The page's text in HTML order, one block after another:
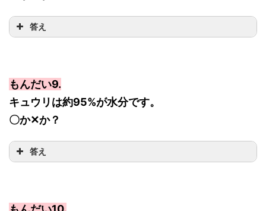
答え
もんだい9.
キュウリは約95%が水分です。
〇か✕か？
答え